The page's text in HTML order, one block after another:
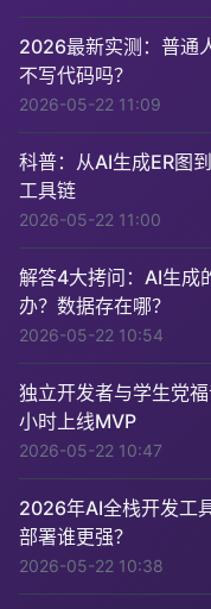
2026最新实测：普通
不写代码吗？
2026-05-22 11:09
科普：从AI生成ER图
工具链
2026-05-22 11:00
解答4大拷问：AI生成
办？数据存在哪？
2026-05-22 10:54
独立开发者与学生党
小时上线MVP
2026-05-22 10:47
2026年AI全栈开发工
部署谁更强？
2026-05-22 10:38